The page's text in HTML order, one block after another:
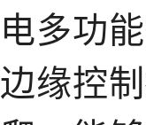
电多功
边缘控